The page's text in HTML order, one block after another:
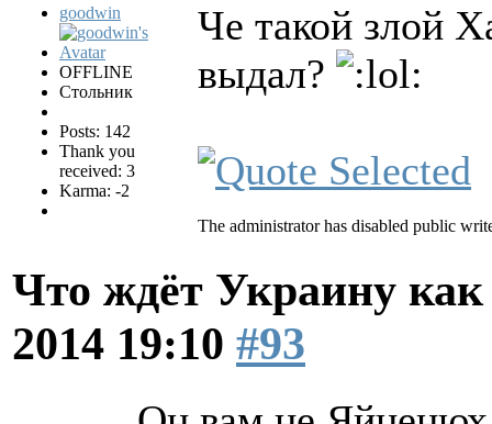
goodwin
OFFLINE
Стольник
Posts: 142
Thank you
received: 3
Karma: -2
Че такой злой
выдал?
The administrator has disabled public
Что ждёт Украину как
2014 19:10 #93